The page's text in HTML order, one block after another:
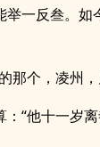
举一反叁。如
那个，凌州
：“他十一岁